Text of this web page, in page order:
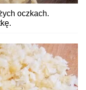
oczkach.